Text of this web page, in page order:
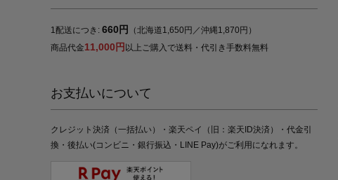
1配送につき: 660円
（北海道1,650円／沖縄1,870円）
商品代金11,000円 以上ご購入で送料・代引き手数料無料
お支払いについて
クレジット決済（一括払い）・楽天ペイ（旧：楽天ID決済）・代金引
換・後払い(コンビニ・銀行振込・LINE Pay)がご利用になれます。